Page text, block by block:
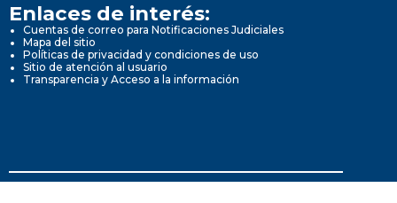
Enlaces de interés:
Cuentas de correo para Notificaciones Judiciales
Mapa del sitio
Políticas de privacidad y condiciones de uso
Sitio de atención al usuario
Transparencia y Acceso a la información